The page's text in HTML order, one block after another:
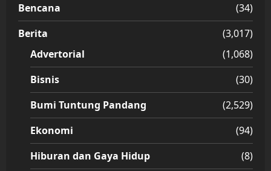
Bencana
(34)
Berita
(3,017)
Advertorial
(1,068)
Bisnis
(30)
Bumi Tuntung Pandang
(2,529)
Ekonomi
(94)
Hiburan dan Gaya Hidup
(8)